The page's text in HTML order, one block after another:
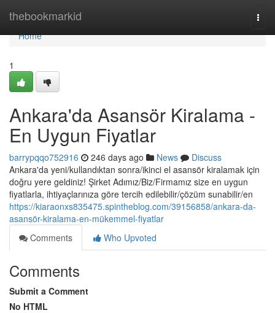
thebookmarkid
Home
Home
1
Ankara'da Asansör Kiralama -
En Uygun Fiyatlar
barrypqqo752916 246 days ago News
Discuss
Ankara'da yeni/kullandıktan sonra/ikinci el asansör kiralamak için
doğru yere geldiniz! Şirket Adımız/Biz/Firmamız size en uygun
fiyatlarla, ihtiyaçlarınıza göre tercih edilebilir/çözüm sunabilir/en
https://kiaraonxs835475.spintheblog.com/39156858/ankara-da-
asansör-kiralama-en-mükemmel-fiyatlar
Comments
Who Upvoted
Comments
Submit a Comment
No HTML